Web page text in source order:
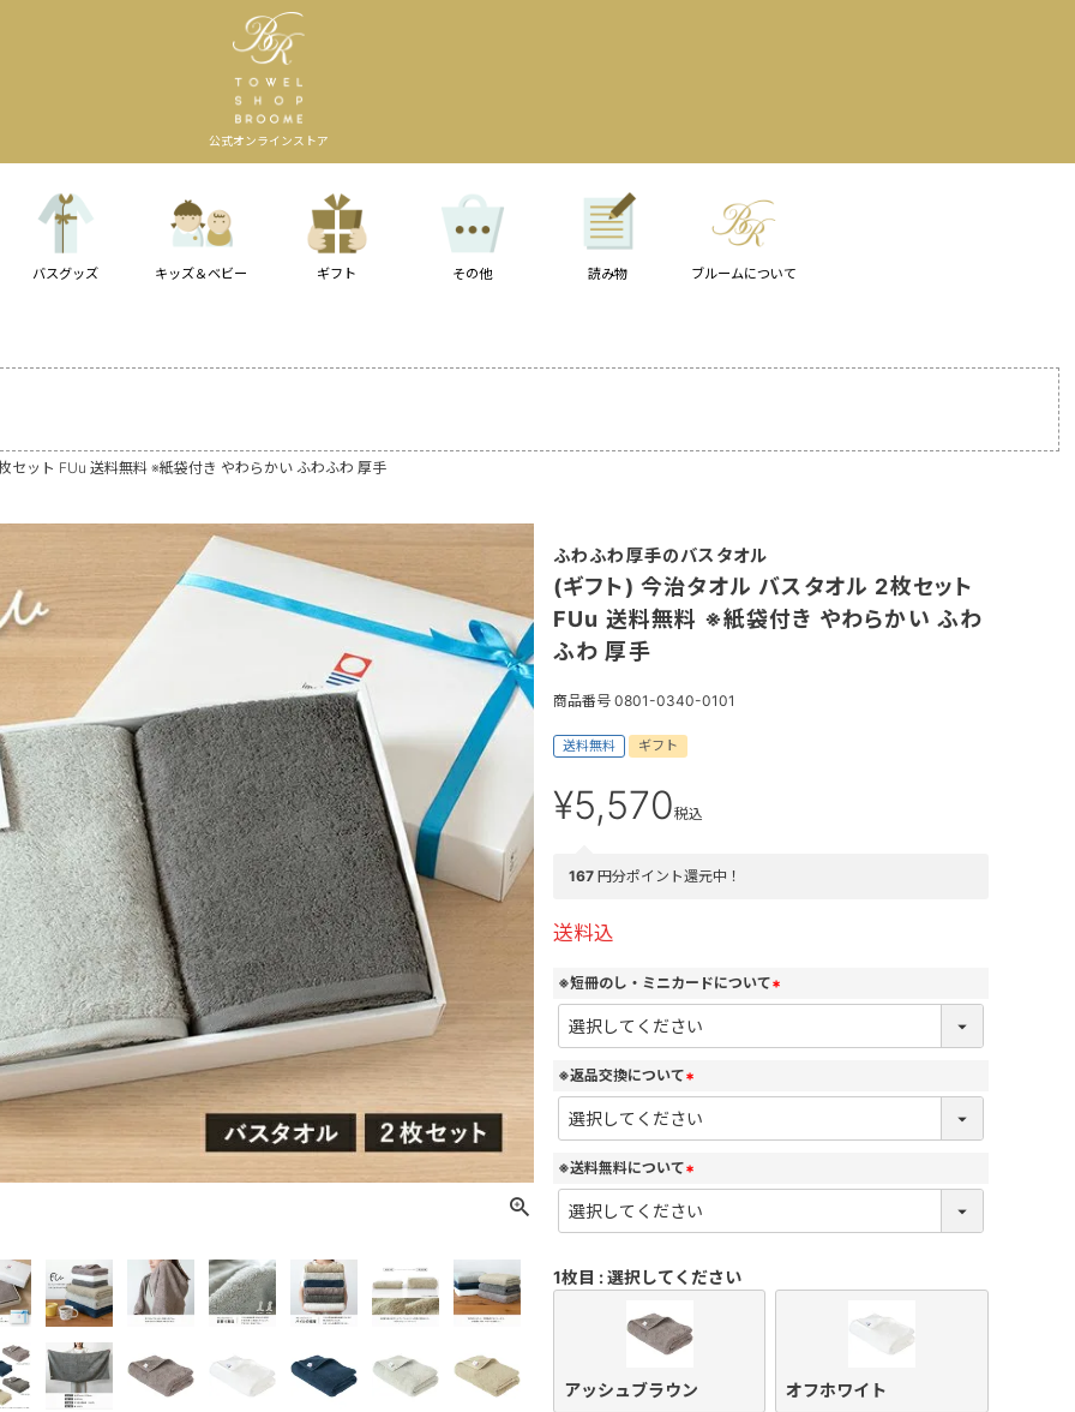
公式オンラインストア
バスグッズ キッズ＆ベビー ギフト その他 読み物 ブルームについて
セット FUu 送料無料 ※紙袋付き やわらかい ふわふわ 厚手
ふわふわ厚手のバスタオル
(ギフト) 今治タオル バスタオル 2枚セット
FUu 送料無料 ※紙袋付き やわらかい ふわ
ふわ 厚手
商品番号 0801-0340-0101
送料無料 ギフト
¥5,570税込
167 円分ポイント還元中！
送料込
※短冊のし・ミニカードについて
(
須
※返品交換について
(
必
須
)
※送料無料について
(
必
須
1枚目 選択してください
アッシュブラウン オフホワイト